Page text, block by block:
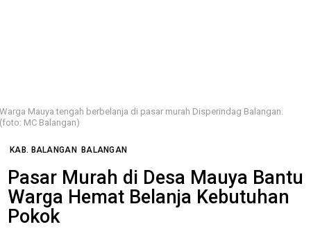
Warga Mauya tengah berbelanja di pasar murah Disperindag Balangan.
(foto: MC Balangan)
KAB. BALANGAN BALANGAN
Pasar Murah di Desa Mauya Bantu
Warga Hemat Belanja Kebutuhan
Pokok